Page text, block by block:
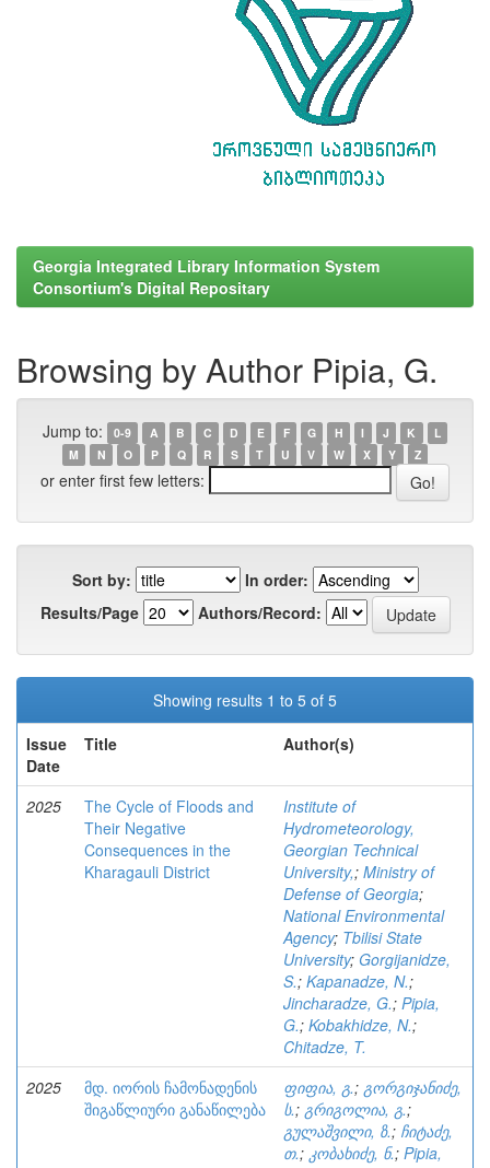
Georgia Integrated Library Information System
Consortium's Digital Repositary
Browsing by Author Pipia, G.
Jump to: 0-9 A B C D E F G H I J K
L
M
N O P Q R S T U V W X Y Z
or enter first few letters:
Sort by:
In order:
Results/Page
Authors/Record:
Showing results 1 to 5 of 5
Issue
Date
Title Author(s)
2025
The Cycle of Floods and
Their Negative
Consequences in the
Kharagauli District
Institute of
Hydrometeorology,
Georgian Technical
University,; Ministry of
Defense of Georgia;
National Environmental
Agency; Tbilisi State
University; Gorgijanidze,
S.; Kapanadze, N.;
Jincharadze, G.; Pipia,
G.; Kobakhidze, N.;
Chitadze, T.
2025
მდ. იორის ჩამონადენის
შიგაწლიური განაწილება
ფიფია, გ.; გორგიჯანიძე,
ს.; გრიგოლია, გ.;
გულაშვილი, ზ.; ჩიტაძე,
თ.; კობახიძე, ნ.; Pipia,